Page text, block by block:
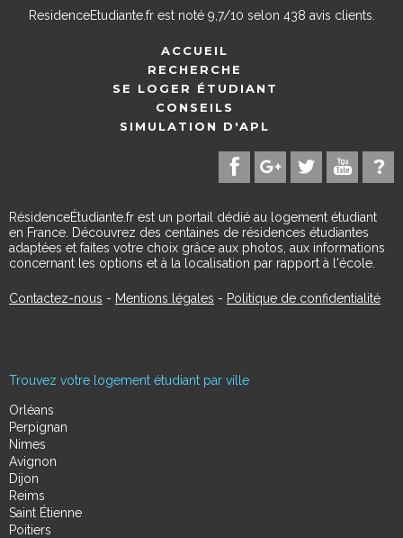
ResidenceEtudiante.frest noté 9,7/10 selon 438 avis clients.
ACCUEIL
RECHERCHE
SE LOGER ÉTUDIANT
CONSEILS
SIMULATION D'APL
RésidenceÉtudiante.fr est un portail dédié au logement étudiant
en France. Découvrez des centaines de résidences étudiantes
adaptées et faites votre choix grâce aux photos, aux informations
concernant les options et à la localisation par rapport à l'école.
Contactez-nous - Mentions légales - Politique de confidentialité
Trouvez votre logement étudiant par ville
Orléans
Perpignan
Nimes
Avignon
Dijon
Reims
Saint Étienne
Poitiers